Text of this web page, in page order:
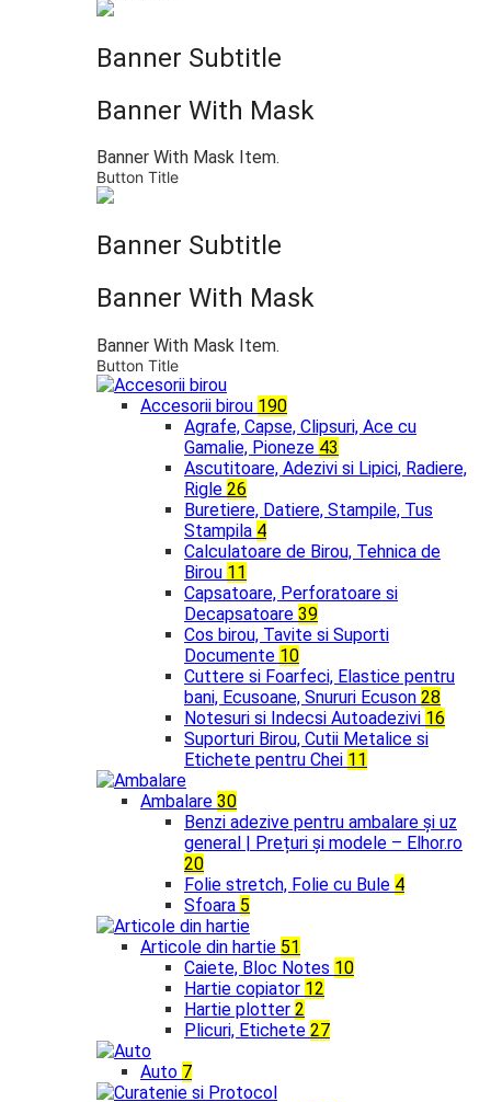
Banner Subtitle
Banner With Mask
Banner With Mask Item.
Button Title
Banner Subtitle
Banner With Mask
Banner With Mask Item.
Button Title
Accesorii birou 190
Agrafe, Capse, Clipsuri, Ace cu
Gamalie, Pioneze 43
Ascutitoare, Adezivi si Lipici, Radiere,
Rigle 26
Buretiere, Datiere, Stampile, Tus
Stampila 4
Calculatoare de Birou, Tehnica de
Birou 11
Capsatoare, Perforatoare si
Decapsatoare 39
Cos birou, Tavite si Suporti
Documente 10
Cuttere si Foarfeci, Elastice pentru
bani, Ecusoane, Snururi Ecuson 28
Notesuri si Indecsi Autoadezivi 16
Suporturi Birou, Cutii Metalice si
Etichete pentru Chei 11
Ambalare 30
Benzi adezive pentru ambalare și uz
general | Prețuri și modele – Elhor.ro
20
Folie stretch, Folie cu Bule 4
Sfoara 5
Articole din hartie 51
Caiete, Bloc Notes 10
Hartie copiator 12
Hartie plotter 2
Plicuri, Etichete 27
Auto 7